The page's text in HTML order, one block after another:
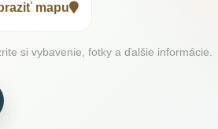
mapu
si vybavenie, fotky a ďalšie informácie.